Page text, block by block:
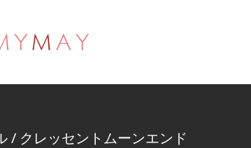
/ クレッセントムーンエンド